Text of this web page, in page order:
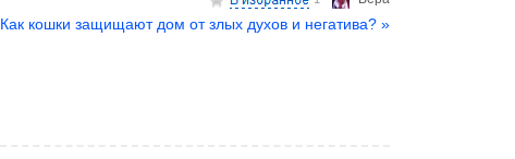
Как кошки защищают дом от злых духов и негатива? »